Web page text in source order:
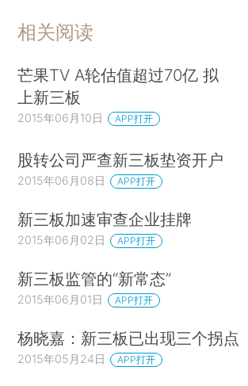
相关阅读
芒果TV A轮估值超过70亿 拟
上新三板
2015年06月10日 APP打开
股转公司严查新三板垫资开户
2015年06月08日 APP打开
新三板加速审查企业挂牌
2015年06月02日 APP打开
新三板监管的“新常态”
2015年06月01日 APP打开
杨晓嘉：新三板已出现三个拐点
2015年05月24日 APP打开